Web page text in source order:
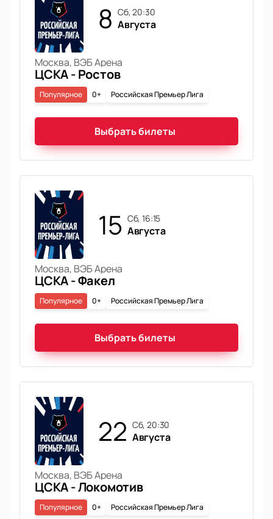
8 сб, 20:30
Августа
Москва, ВЭБ Арена
ЦСКА - Ростов
0+ Российская Премьер Лига
Популярное
Выбрать билеты
15 сб, 16:15
Августа
Москва, ВЭБ Арена
ЦСКА - Факел
0+ Российская Премьер Лига
Популярное
Выбрать билеты
22 сб, 20:30
Августа
Москва, ВЭБ Арена
ЦСКА - Локомотив
0+ Российская Премьер Лига
Популярное